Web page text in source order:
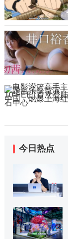
今日热点